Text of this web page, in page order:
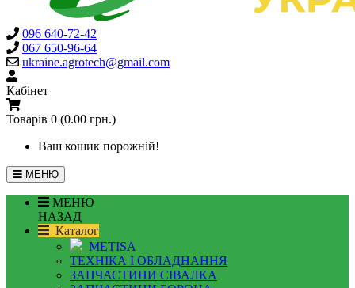
096 640-72-42
067 650-96-64
ukraine.agrotech@gmail.com
Кабінет
Товарів 0 (0.00 грн.)
Ваш кошик порожній!
МЕНЮ
МЕНЮ
НАЗАД
Каталог
METISA
ТЕХНІКА І ОБЛАДНАННЯ
ЗАПЧАСТИНИ СІВАЛКА